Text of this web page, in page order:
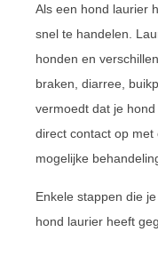
Als een hond laurier
snel te handelen.
honden en
braken, diarree,
vermoedt dat je
direct contact op
mogelijke
Enkele stappen die
hond laurier heeft